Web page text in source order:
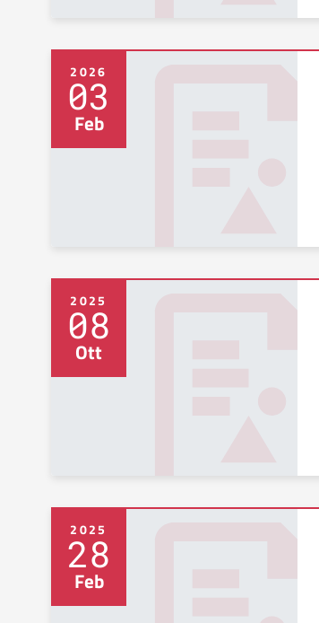
2026
03
Feb
2025
08
Ott
2025
28
Feb